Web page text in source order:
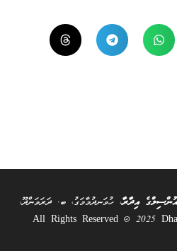
އިދާރާ، ހުވަނދުމާމަގު، ބ. ދަރަވަންދޫ،